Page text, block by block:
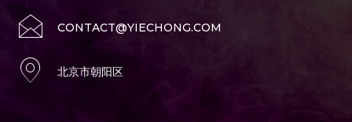
CONTACT@YIECHONG.COM
北京市朝阳区